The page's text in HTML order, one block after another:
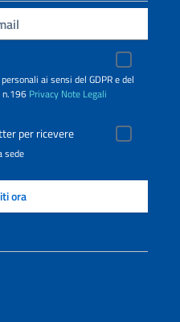
ai sensi del GDPR e del
n.196 Privacy Note Legali
per ricevere
sede